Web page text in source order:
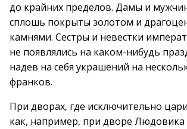
до крайних пределов. Дамы и
сплошь покрыты золотом и
камнями. Сестры и невестки
не появлялись на каком-нибудь
надев на себя украшений на
франков.
При дворах, где исключительно
как, например, при дворе Людовика